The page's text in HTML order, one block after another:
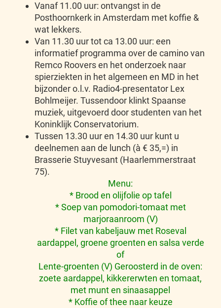
Vanaf 11.00 uur: ontvangst in de
Posthoornkerk in Amsterdam met koffie &
wat lekkers.
Van 11.30 uur tot ca 13.00 uur: een
informatief programma over de camino van
Remco Roovers en het onderzoek naar
spierziekten in het algemeen en MD in het
bijzonder o.l.v. Radio4-presentator Lex
Bohlmeijer. Tussendoor klinkt Spaanse
muziek, uitgevoerd door studenten van het
Koninklijk Conservatorium.
Tussen 13.30 uur en 14.30 uur kunt u
deelnemen aan de lunch (à € 35,=) in
Brasserie Stuyvesant (Haarlemmerstraat
75).
Menu:
* Brood en olijfolie op tafel
* Soep van pomodori-tomaat met
marjoraanroom (V)
* Filet van kabeljauw met Roseval
aardappel, groene groenten en salsa verde
of
Lente-groenten (V) Geroosterd in de oven:
zoete aardappel, kikkererwten en tomaat,
met munt en sinaasappel
* Koffie of thee naar keuze